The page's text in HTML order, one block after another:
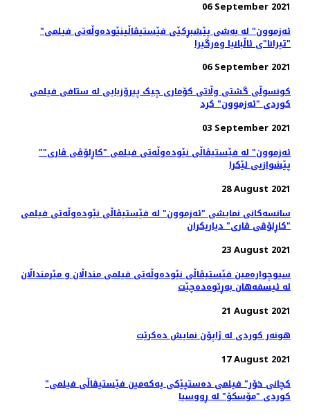
06 September 2021
"ئەزموون" لە به‌شی پێشبڕکێی فێستیڤاڵینێوده‌وڵه‌تی فیلمی
"تیرانا"ی ئاڵبانیا وه‌رگیرا
06 September 2021
کونسوڵی گشتی وڵاتی کۆماری چیک پیرۆزبایی لە ستافی فیلمی
کوردی "ئەزموون" کرد
03 September 2021
"ئەزموون" لە فێستیڤاڵی نێوده‌وڵه‌تی فیلمی "کاڕلۆڤی ڤاری"
پێشوازیی لێکرا
28 August 2021
سانسه‌کانی نمایشی "ئەزموون" لە فێستیڤاڵی نێوده‌وڵه‌تی فیلمی
"کاڕلۆڤی ڤاری" دیاریکران
23 August 2021
سیوچوارەمین فێستیڤاڵی نێودەوڵەتی فیلمی منداڵان و مێرمنداڵان
لە ئیسفەهان بەڕێوەدەچێت
21 August 2021
هونەر کوردی لە ژاپۆن نمایش دەکرێت
17 August 2021
"کچانی خۆر" فیلمی ده‌ستپێکی یه‌که‌‌مین فێستیڤاڵی فیلمی
کوردی "مۆسکۆ" لە ڕووسیا